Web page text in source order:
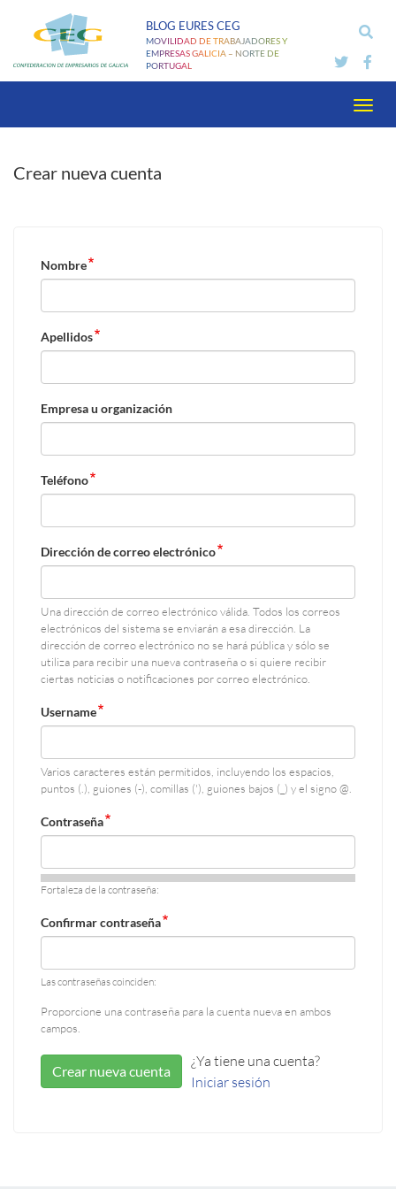
contenido
BLOG EURES CEG
MOVILIDAD DE TRABAJADORES Y
EMPRESAS GALICIA – NORTE DE
PORTUGAL
Crear nueva cuenta
Nombre
Apellidos
Empresa u organización
Teléfono
Dirección de correo electrónico
Una dirección de correo electrónico válida. Todos los correos
electrónicos del sistema se enviarán a esa dirección. La
dirección de correo electrónico no se hará pública y sólo se
utiliza para recibir una nueva contraseña o si quiere recibir
ciertas noticias o notificaciones por correo electrónico.
Username
Varios caracteres están permitidos, incluyendo los espacios,
puntos (.), guiones (-), comillas ('), guiones bajos (_) y el signo @.
Contraseña
Fortaleza de la contraseña:
Confirmar contraseña
Las contraseñas coinciden:
Proporcione una contraseña para la cuenta nueva en ambos
campos.
Crear nueva cuenta
¿Ya tiene una cuenta?
Iniciar sesión